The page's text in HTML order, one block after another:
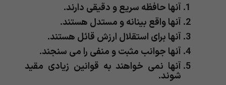
آنها حافظه سریع و دقیقی دارند.
آنها واقع بینانه و مستدل هستند.
آنها برای استقلال ارزش قائل هستند.
آنها جوانب مثبت و منفی را می سنجند.
آنها نمی خواهند به قوانین زیادی مقید
شوند.